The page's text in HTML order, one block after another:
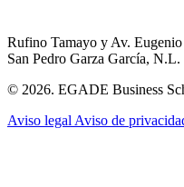
Rufino Tamayo y Av.
San Pedro Garza García, N.L.
© 2026. EGADE Business
Aviso legal Aviso de